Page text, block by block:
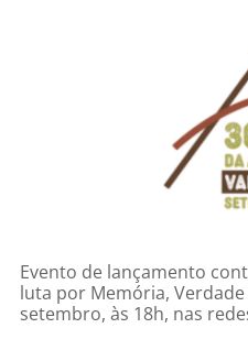
Evento de lançamento
luta por Memória, Verdade
setembro, às 18h, nas